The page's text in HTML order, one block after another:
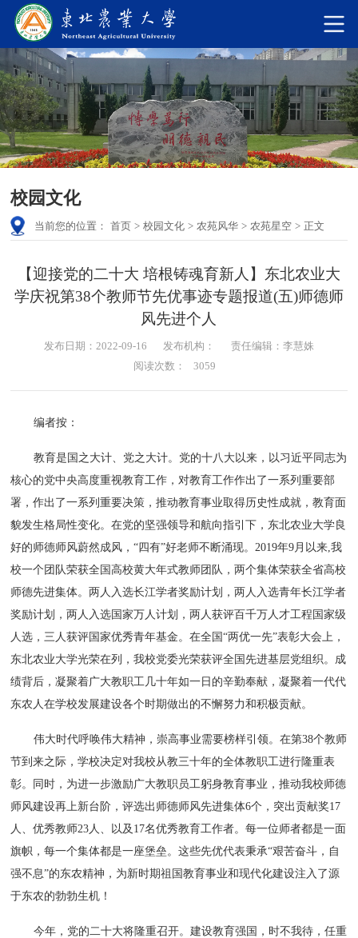
校园文化
当前您的位置： 首页 > 校园文化 > 农苑风华 > 农苑星空 > 正文
【迎接党的二十大 培根铸魂育新人】东北农业大
学庆祝第38个教师节先优事迹专题报道(五)师德师
风先进个人
发布日期：2022-09-16 发布机构：
责任编辑：李慧姝
阅读次数：
3059
编者按：
教育是国之大计、党之大计。党的十八大以来，以习近平同志为
核心的党中央高度重视教育工作，对教育工作作出了一系列重要部
署，作出了一系列重要决策，推动教育事业取得历史性成就，教育面
貌发生格局性变化。在党的坚强领导和航向指引下，东北农业大学良
好的师德师风蔚然成风，“四有”好老师不断涌现。2019年9月以来,我
校一个团队荣获全国高校黄大年式教师团队，两个集体荣获全省高校
师德先进集体。两人入选长江学者奖励计划，两人入选青年长江学者
奖励计划，两人入选国家万人计划，两人获评百千万人才工程国家级
人选，三人获评国家优秀青年基金。在全国“两优一先”表彰大会上，
东北农业大学光荣在列，我校党委光荣获评全国先进基层党组织。成
绩背后，凝聚着广大教职工几十年如一日的辛勤奉献，凝聚着一代代
东农人在学校发展建设各个时期做出的不懈努力和积极贡献。
伟大时代呼唤伟大精神，崇高事业需要榜样引领。在第38个教师
节到来之际，学校决定对我校从教三十年的全体教职工进行隆重表
彰。同时，为进一步激励广大教职员工躬身教育事业，推动我校师德
师风建设再上新台阶，评选出师德师风先进集体6个，突出贡献奖17
人、优秀教师23人、以及17名优秀教育工作者。每一位师者都是一面
旗帜，每一个集体都是一座堡垒。这些先优代表秉承“艰苦奋斗，自
强不息”的东农精神，为新时期祖国教育事业和现代化建设注入了源
于东农的勃勃生机！
今年，党的二十大将隆重召开。建设教育强国，时不我待，任重